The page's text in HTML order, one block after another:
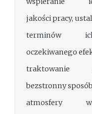
jakości pracy,
terminów ich
oczekiwanego
traktowanie
bezstronny
atmosfery